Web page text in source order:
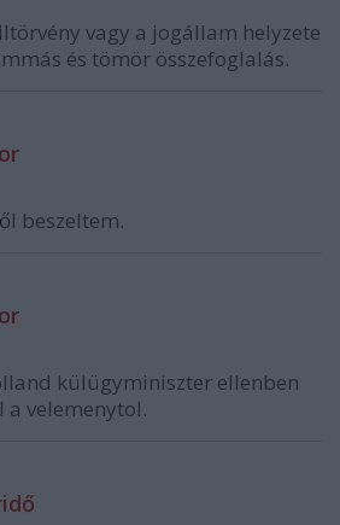
vagy a jogállam helyzete
és tömör összefoglalás.
beszeltem.
külügyminiszter ellenben
velemenytol.